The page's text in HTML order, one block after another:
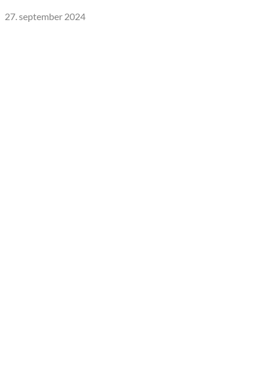
27. september 2024